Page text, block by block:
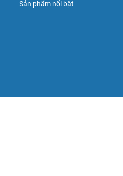
Sản phẩm nổi bật